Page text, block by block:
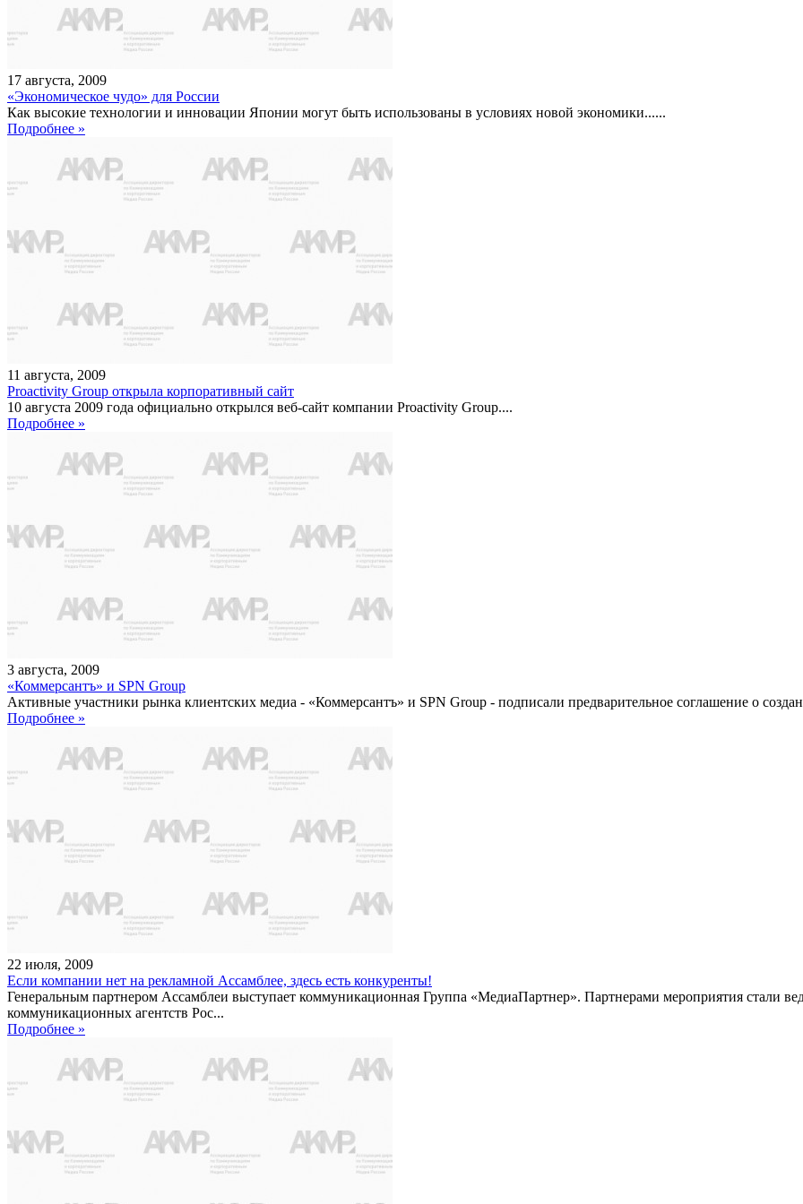
17 августа, 2009
«Экономическое чудо» для России
Как высокие технологии и инновации Японии могут быть использованы в условиях новой экономики......
Подробнее »
11 августа, 2009
Proactivity Group открыла корпоративный сайт
10 августа 2009 года официально открылся веб-сайт компании Proactivity Group....
Подробнее »
3 августа, 2009
«Коммерсантъ» и SPN Group
Активные участники рынка клиентских медиа - «Коммерсантъ» и SPN Group - подписали предварительное соглашение о
Подробнее »
22 июля, 2009
Если компании нет на рекламной Ассамблее, здесь есть конкуренты!
Генеральным партнером Ассамблеи выступает коммуникационная Группа «МедиаПартнер». Партнерами мероприятия стали
коммуникационных агентств Рос...
Подробнее »